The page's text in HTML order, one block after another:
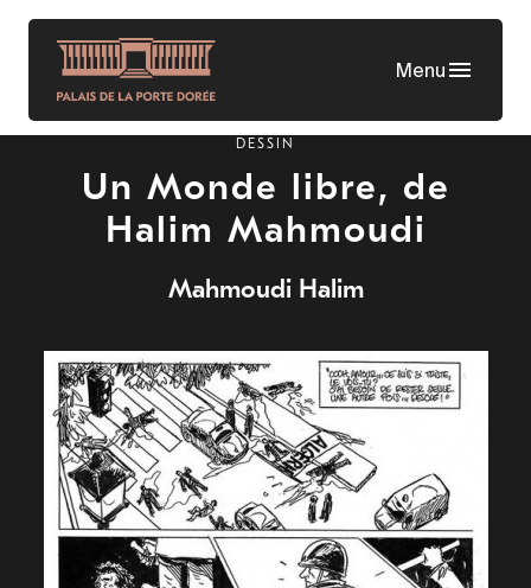
Aller
contenu
principal
Menu
DESSIN
Un Monde libre, de
Halim Mahmoudi
Mahmoudi Halim